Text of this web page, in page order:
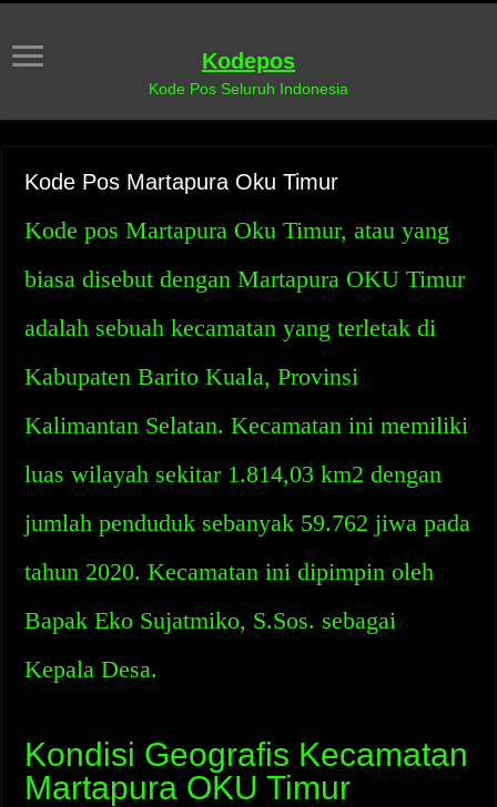
Kodepos
Kode Pos Seluruh Indonesia
Kode Pos Martapura Oku Timur
Kode pos Martapura Oku Timur, atau yang
biasa disebut dengan Martapura OKU Timur
adalah sebuah kecamatan yang terletak di
Kabupaten Barito Kuala, Provinsi
Kalimantan Selatan. Kecamatan ini memiliki
luas wilayah sekitar 1.814,03 km2 dengan
jumlah penduduk sebanyak 59.762 jiwa pada
tahun 2020. Kecamatan ini dipimpin oleh
Bapak Eko Sujatmiko, S.Sos. sebagai
Kepala Desa.
Kondisi Geografis Kecamatan
Martapura OKU Timur